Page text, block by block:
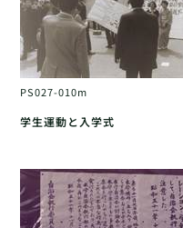
PS027-010m
学生運動と入学式